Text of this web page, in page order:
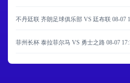
不丹廷联 齐朗足球俱乐部 VS 廷布联 08-07
菲州长杯 泰拉菲尔马 VS 勇士之路 08-07